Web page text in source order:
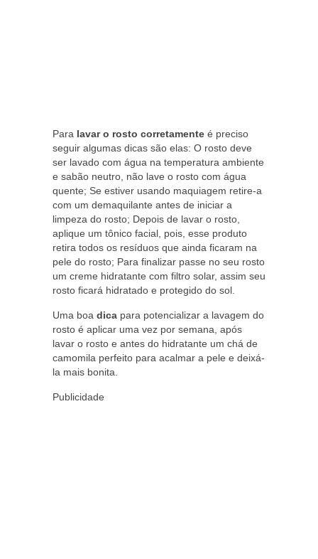
Para lavar o rosto corretamente é preciso
seguir algumas dicas são elas: O rosto deve
ser lavado com água na temperatura ambiente
e sabão neutro, não lave o rosto com água
quente; Se estiver usando maquiagem retire-a
com um demaquilante antes de iniciar a
limpeza do rosto; Depois de lavar o rosto,
aplique um tônico facial, pois, esse produto
retira todos os resíduos que ainda ficaram na
pele do rosto; Para finalizar passe no seu rosto
um creme hidratante com filtro solar, assim seu
rosto ficará hidratado e protegido do sol.
Uma boa dica para potencializar a lavagem do
rosto é aplicar uma vez por semana, após
lavar o rosto e antes do hidratante um chá de
camomila perfeito para acalmar a pele e deixá-
la mais bonita.
Publicidade